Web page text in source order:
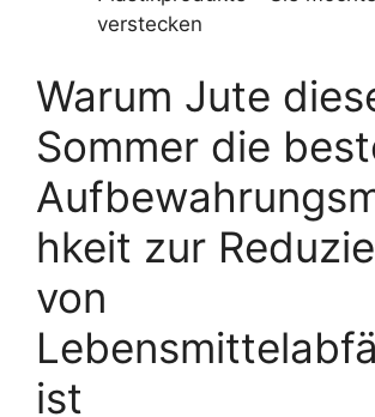
verstecken
Warum Jute
Sommer die
hkeit zur
von
ist